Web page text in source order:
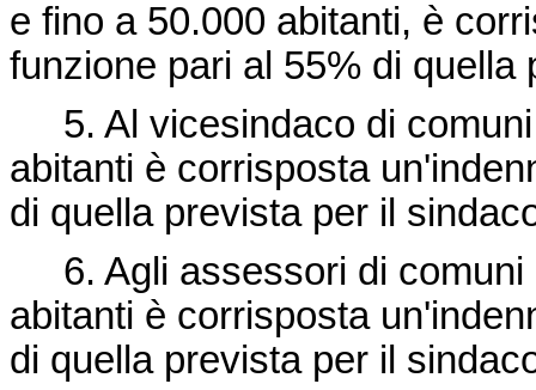
e fino a 50.000 abitanti, è
funzione pari al 55% di quella
5. Al vicesindaco di comuni
abitanti è corrisposta
di quella prevista per il
6. Agli assessori di comuni
abitanti è corrisposta
di quella prevista per il